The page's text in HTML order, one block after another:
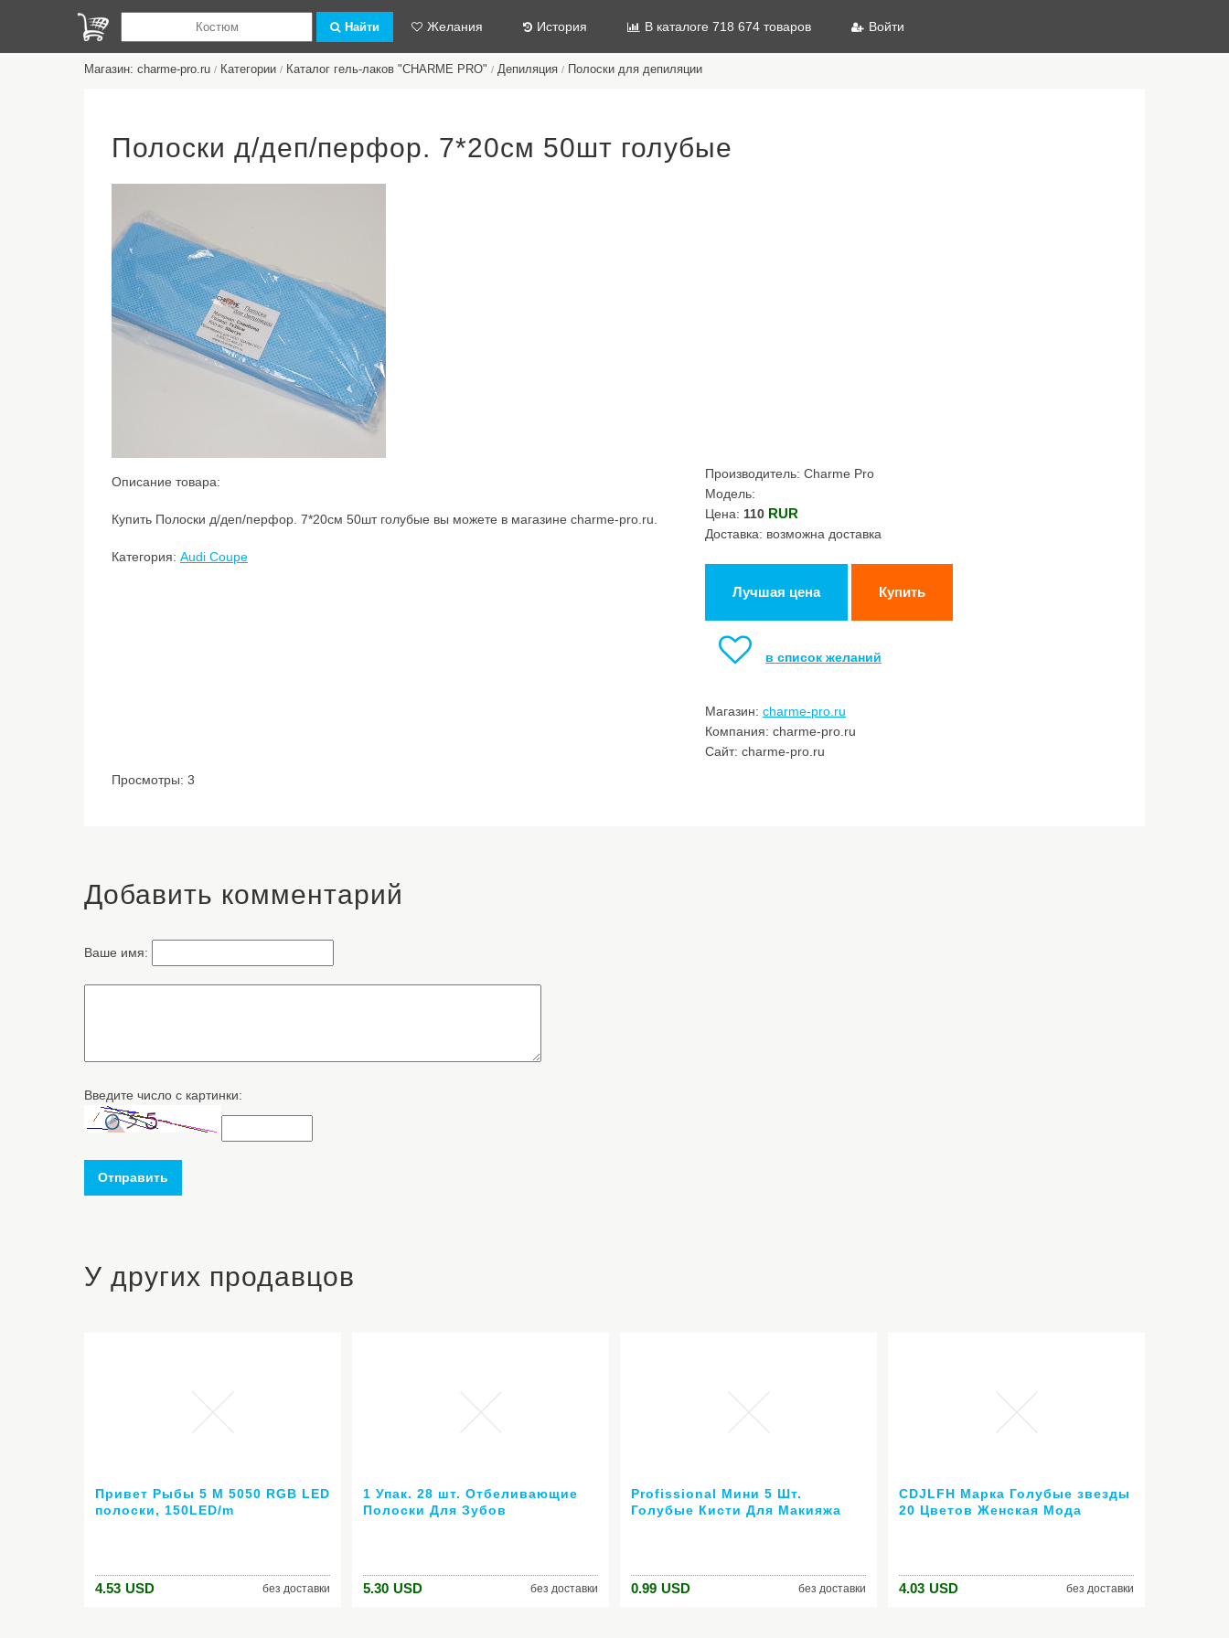
Найти Желания История В каталоге 718 674 товаров Войти
Магазин: charme-pro.ru / Категории / Каталог гель-лаков "CHARME PRO" / Депиляция / Полоски для депиляции
Полоски д/деп/перфор. 7*20см 50шт голубые
Описание товара:
Купить Полоски д/деп/перфор. 7*20см 50шт голубые вы можете в магазине charme-pro.ru.
Категория: Audi Coupe
Производитель: Charme Pro
Модель:
Цена: 110 RUR
Доставка: возможна доставка
Лучшая цена Купить
в список желаний
Магазин: charme-pro.ru
Компания: charme-pro.ru
Сайт: charme-pro.ru
Просмотры: 3
Добавить комментарий
Ваше имя:
Введите число с картинки:
Отправить
У других продавцов
Привет Рыбы 5 М 5050 RGB LED
полоски, 150LED/m
бесплатная Доставка
4.53 USD без доставки
1 Упак. 28 шт. Отбеливающие
Полоски Для Зубов
5.30 USD без доставки
Profissional Мини 5 Шт.
Голубые Кисти Для Макияжа
Мягкие Щетки Комплект новый
0.99 USD без доставки
CDJLFH Марка Голубые звезды
20 Цветов Женская Мода
4.03 USD без доставки